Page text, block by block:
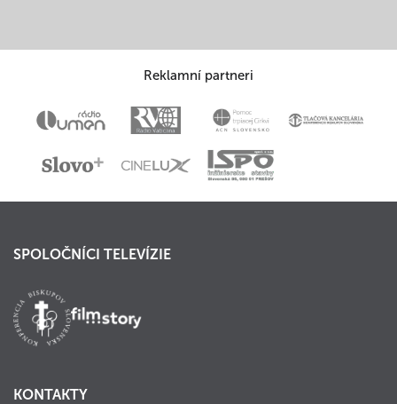
Reklamní partneri
SPOLOČNÍCI TELEVÍZIE
KONTAKTY